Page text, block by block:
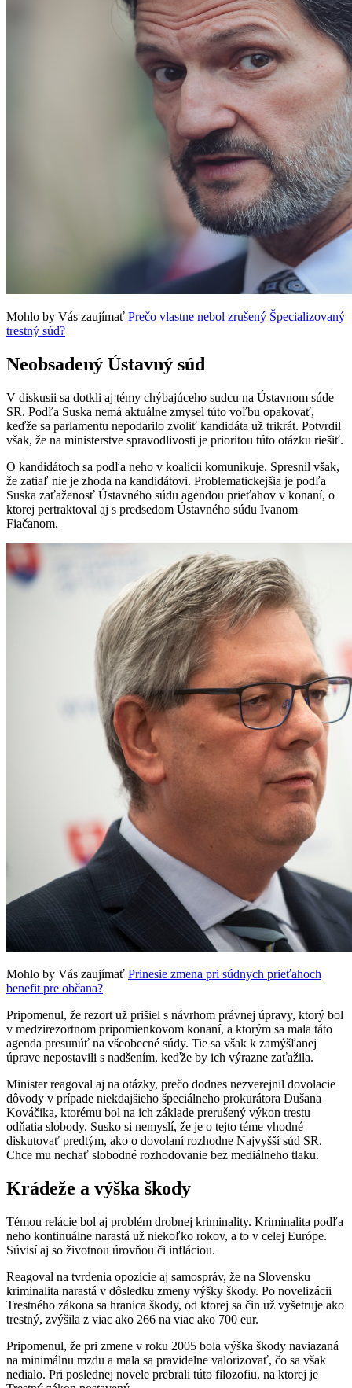
Mohlo by Vás zaujímať Prečo vlastne nebol zrušený Špecializovaný
trestný súd?
Neobsadený Ústavný súd
V diskusii sa dotkli aj témy chýbajúceho sudcu na Ústavnom súde
SR. Podľa Suska nemá aktuálne zmysel túto voľbu opakovať,
keďže sa parlamentu nepodarilo zvoliť kandidáta už trikrát. Potvrdil
však, že na ministerstve spravodlivosti je prioritou túto otázku riešiť.
O kandidátoch sa podľa neho v koalícii komunikuje. Spresnil však,
že zatiaľ nie je zhoda na kandidátovi. Problematickejšia je podľa
Suska zaťaženosť Ústavného súdu agendou prieťahov v konaní, o
ktorej pertraktoval aj s predsedom Ústavného súdu Ivanom
Fiačanom.
Mohlo by Vás zaujímať Prinesie zmena pri súdnych prieťahoch
benefit pre občana?
Pripomenul, že rezort už prišiel s návrhom právnej úpravy, ktorý bol
v medzirezortnom pripomienkovom konaní, a ktorým sa mala táto
agenda presunúť na všeobecné súdy. Tie sa však k zamýšľanej
úprave nepostavili s nadšením, keďže by ich výrazne zaťažila.
Minister reagoval aj na otázky, prečo dodnes nezverejnil dovolacie
dôvody v prípade niekdajšieho špeciálneho prokurátora Dušana
Kováčika, ktorému bol na ich základe prerušený výkon trestu
odňatia slobody. Susko si nemyslí, že je o tejto téme vhodné
diskutovať predtým, ako o dovolaní rozhodne Najvyšší súd SR.
Chce mu nechať slobodné rozhodovanie bez mediálneho tlaku.
Krádeže a výška škody
Témou relácie bol aj problém drobnej kriminality. Kriminalita podľa
neho kontinuálne narastá už niekoľko rokov, a to v celej Európe.
Súvisí aj so životnou úrovňou či infláciou.
Reagoval na tvrdenia opozície aj samospráv, že na Slovensku
kriminalita narastá v dôsledku zmeny výšky škody. Po novelizácii
Trestného zákona sa hranica škody, od ktorej sa čin už vyšetruje ako
trestný, zvýšila z viac ako 266 na viac ako 700 eur.
Pripomenul, že pri zmene v roku 2005 bola výška škody naviazaná
na minimálnu mzdu a mala sa pravidelne valorizovať, čo sa však
nedialo. Pri poslednej novele prebrali túto filozofiu, na ktorej je